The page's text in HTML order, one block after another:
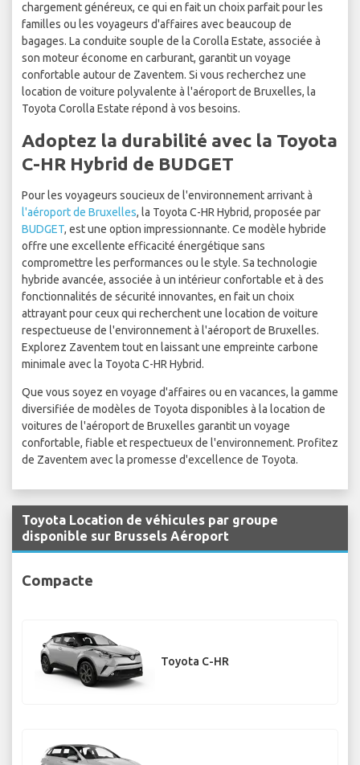
chargement généreux, ce qui en fait un choix parfait pour les
familles ou les voyageurs d'affaires avec beaucoup de
bagages. La conduite souple de la Corolla Estate, associée à
son moteur économe en carburant, garantit un voyage
confortable autour de Zaventem. Si vous recherchez une
location de voiture polyvalente à l'aéroport de Bruxelles, la
Toyota Corolla Estate répond à vos besoins.
Adoptez la durabilité avec la Toyota
C-HR Hybrid de BUDGET
Pour les voyageurs soucieux de l'environnement arrivant à
l'aéroport de Bruxelles, la Toyota C-HR Hybrid, proposée par
BUDGET, est une option impressionnante. Ce modèle hybride
offre une excellente efficacité énergétique sans
compromettre les performances ou le style. Sa technologie
hybride avancée, associée à un intérieur confortable et à des
fonctionnalités de sécurité innovantes, en fait un choix
attrayant pour ceux qui recherchent une location de voiture
respectueuse de l'environnement à l'aéroport de Bruxelles.
Explorez Zaventem tout en laissant une empreinte carbone
minimale avec la Toyota C-HR Hybrid.
Que vous soyez en voyage d'affaires ou en vacances, la gamme
diversifiée de modèles de Toyota disponibles à la location de
voitures de l'aéroport de Bruxelles garantit un voyage
confortable, fiable et respectueux de l'environnement. Profitez
de Zaventem avec la promesse d'excellence de Toyota.
Toyota Location de véhicules par groupe
disponible sur Brussels Aéroport
Compacte
Toyota C-HR